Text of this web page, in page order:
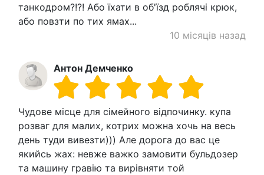
танкодром?!?! Або їхати в об'їзд роблячі крюк,
або повзти по тих ямах...
10 місяців назад
Антон Демченко
Чудове місце для сімейного відпочинку. купа
розваг для малих, котрих можна хочь на весь
день туди вивезти))) Але дорога до вас це
якийсь жах: невже важко замовити бульдозер
та машину гравію та вирівняти той